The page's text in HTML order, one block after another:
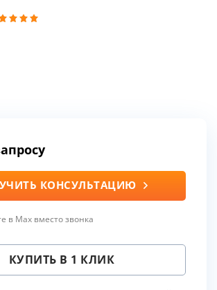
КОНСУЛЬТАЦИЮ
в Max вместо звонка
КУПИТЬ В 1 КЛИК